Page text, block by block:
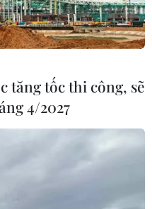
tăng tốc thi công, sẽ
4/2027